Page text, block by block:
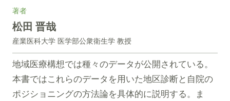
著者
松田 晋哉
産業医科大学 医学部公衆衛生学 教授
地域医療構想では種々のデータが公開されている。
本書ではこれらのデータを用いた地区診断と自院の
ポジショニングの方法論を具体的に説明する。ま